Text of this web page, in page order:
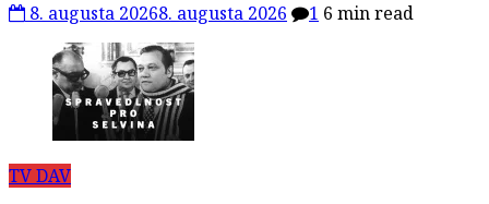
8. augusta 20268. augusta 2026 1 6 min read
TV DAV